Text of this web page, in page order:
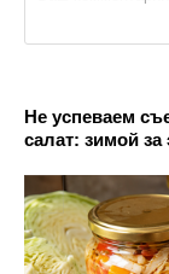
Не успеваем
салат: зимой за